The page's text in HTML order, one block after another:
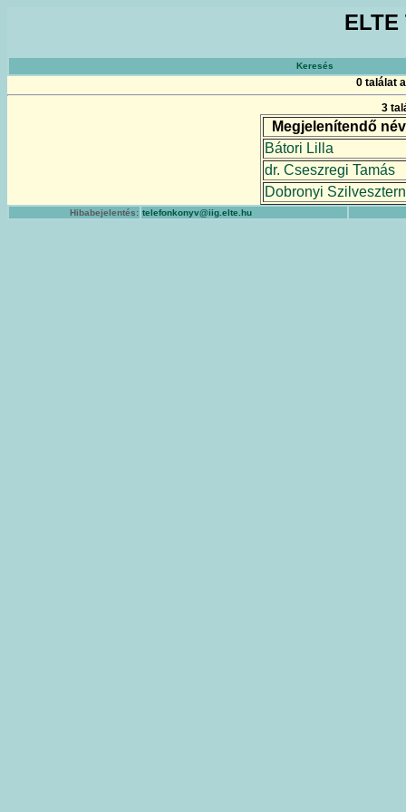
Keresés
0 találat
3
Megjelenítendő név
Bátori Lilla
dr. Cseszregi Tamás
Dobronyi
Hibabejelentés: telefonkonyv@iig.elte.hu